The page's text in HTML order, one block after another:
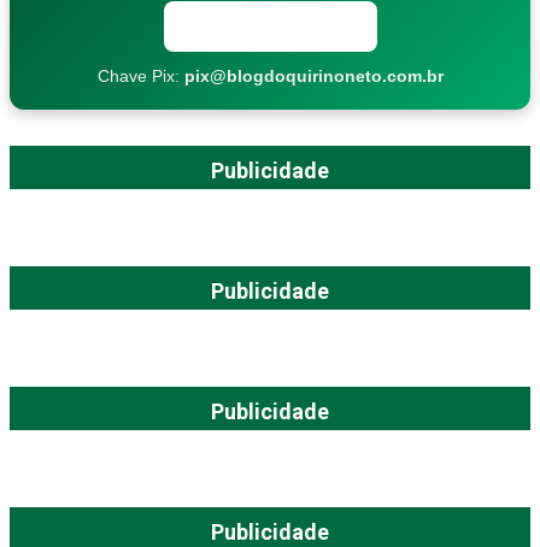
Chave Pix: pix@blogdoquirinoneto.com.br
Publicidade
Publicidade
Publicidade
Publicidade